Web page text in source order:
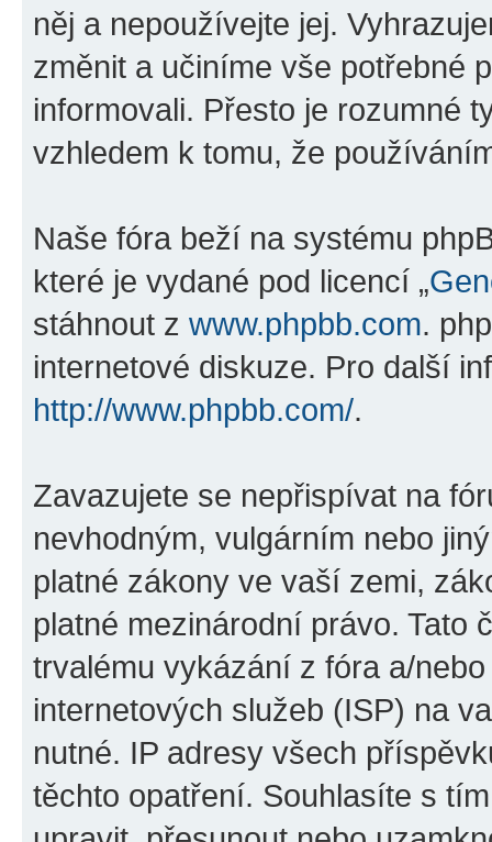
něj a nepoužívejte jej.
změnit a učiníme vše potřebné
informovali. Přesto je rozumné
vzhledem k tomu, že
Naše fóra beží na systému
které je vydané pod licencí „
stáhnout z www.phpbb.com.
internetové diskuze. Pro další
http://www.phpbb.com/.
Zavazujete se nepřispívat na
nevhodným, vulgárním nebo
platné zákony ve vaší zemi,
platné mezinárodní právo. Tato
trvalému vykázání z fóra a/
internetových služeb (ISP) na
nutné. IP adresy všech
těchto opatření. Souhlasíte s